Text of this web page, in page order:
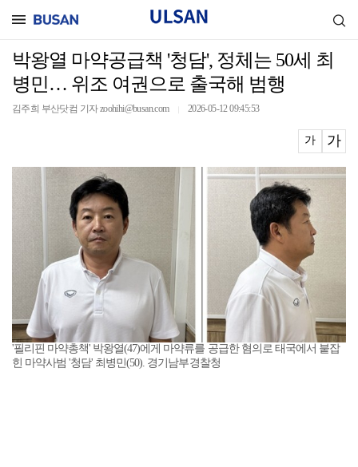
박왕열 마약공급책 '청담', 정체는 50세 최
병민… 위조 여권으로 출국해 범행
김주희 부산닷컴 기자 zoohihi@busan.com 2026-05-12 09:45:53
가 가
'필리핀 마약총책' 박왕열(47)에게 마약류를 공급한 혐의로 태국에서 붙잡
힌 마약사범 '청담' 최병민(50). 경기남부경찰청